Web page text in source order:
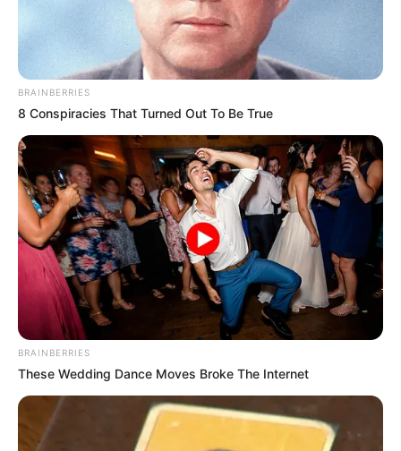
TAGS
ΔΡΟΜΟΣ
ΕΥΒΟΙΑ
ΠΟΥ ΕΓΙΝΕ ΤΡΟΧΑΙΟ ΣΤΗΝ ΕΥΒΟΙΑ
BRAINBERRIES
8 Conspiracies That Turned Out To Be True
BRAINBERRIES
These Wedding Dance Moves Broke The Internet